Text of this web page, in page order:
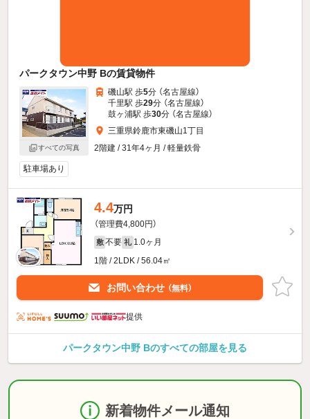
パークタウン中野 Bの賃貸物件
すべての写真
磯山駅 歩5分 （名古屋線）
千里駅 歩29分 （名古屋線）
鼓ヶ浦駅 歩30分 （名古屋線）
三重県鈴鹿市東磯山1丁目
2階建 / 31年4ヶ月 / 軽量鉄骨
駐車場あり
4.4万円
（管理費4,800円）
敷 不要 礼 1.0ヶ月
1階 / 2LDK / 56.04㎡
お問い合わせ （無料）
提供
パークタウン中野 Bのすべての部屋を見る
新着物件メール通知